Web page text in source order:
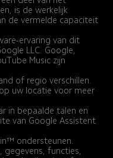
is de werkelijk
de vermelde capaciteit
ervaring van dit
LLC. Google,
Music zijn
of regio verschillen.
uw locatie voor meer
in bepaalde talen en
van Google Assistent
ondersteunen.
gegevens, functies,